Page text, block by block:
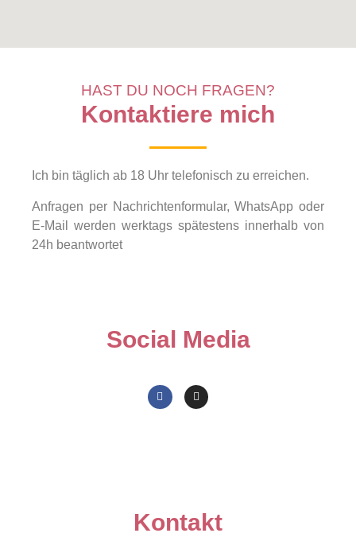
HAST DU NOCH FRAGEN?
Kontaktiere mich
Ich bin täglich ab 18 Uhr telefonisch zu erreichen.
Anfragen per Nachrichtenformular, WhatsApp oder
E-Mail werden werktags spätestens innerhalb von
24h beantwortet
Social Media
Kontakt